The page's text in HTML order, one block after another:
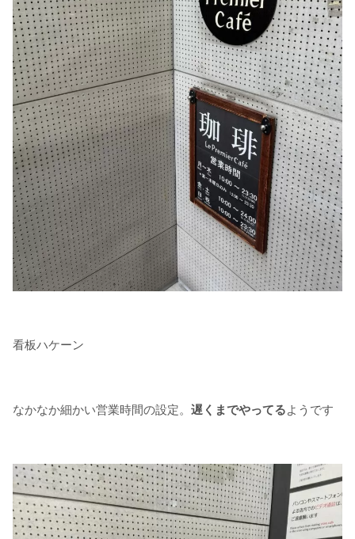
看板ハケーン
なかなか細かい営業時間の設定。 遅くまでやってるようです